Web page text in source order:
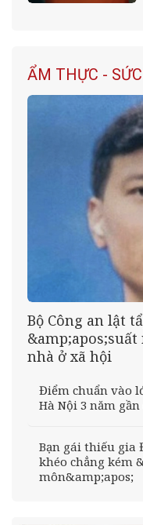
ẨM THỰC -
Bộ Công an lật
nhà ở xã hội
Điểm chuẩn vào
Hà Nội 3 năm gần
Bạn gái thiếu gia
khéo chẳng kém
môn&amp;apos;